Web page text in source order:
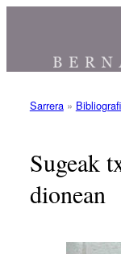
Sarrera»
Sugeak
dionean